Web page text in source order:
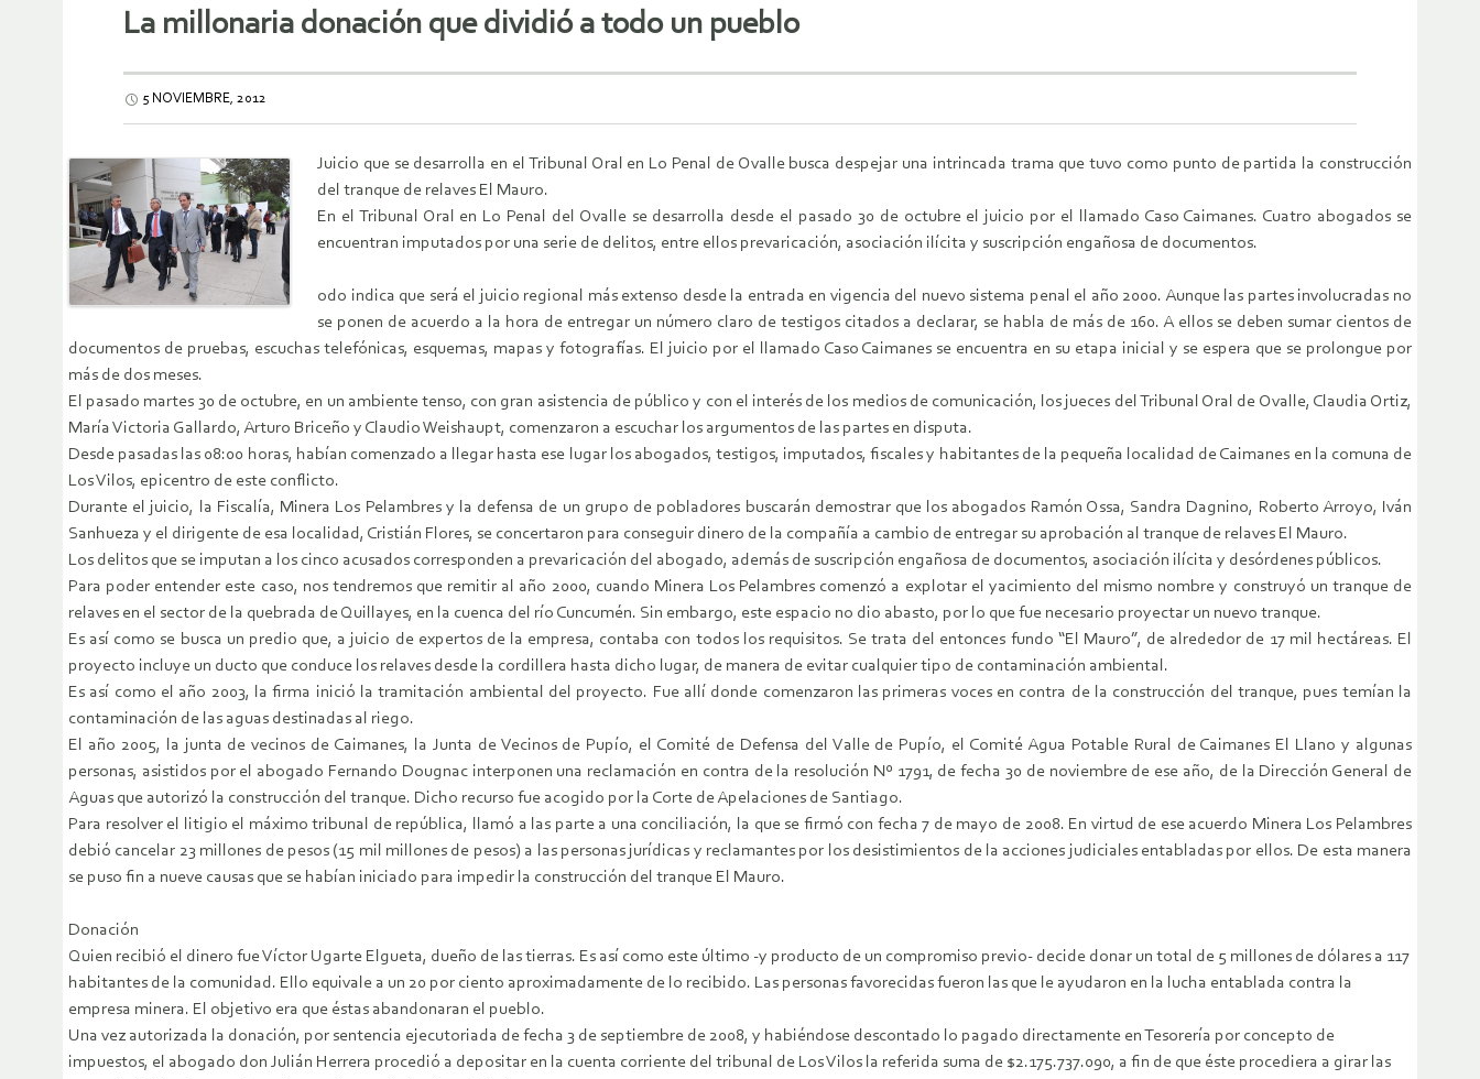
La millonaria donación que dividió a todo un pueblo
5 NOVIEMBRE, 2012
Juicio que se desarrolla en el Tribunal Oral en Lo Penal de Ovalle busca despejar una intrincada trama que tuvo como punto de partida la construcción
del tranque de relaves El Mauro.
En el Tribunal Oral en Lo Penal del Ovalle se desarrolla desde el pasado 30 de octubre el juicio por el llamado Caso Caimanes. Cuatro abogados se
encuentran imputados por una serie de delitos, entre ellos prevaricación, asociación ilícita y suscripción engañosa de documentos.
odo indica que será el juicio regional más extenso desde la entrada en vigencia del nuevo sistema penal el año 2000. Aunque las partes involucradas no
se ponen de acuerdo a la hora de entregar un número claro de testigos citados a declarar, se habla de más de 160. A ellos se deben sumar cientos de
documentos de pruebas, escuchas telefónicas, esquemas, mapas y fotografías. El juicio por el llamado Caso Caimanes se encuentra en su etapa inicial y se espera que se prolongue por
más de dos meses.
El pasado martes 30 de octubre, en un ambiente tenso, con gran asistencia de público y con el interés de los medios de comunicación, los jueces del Tribunal Oral de Ovalle, Claudia Ortiz,
María Victoria Gallardo, Arturo Briceño y Claudio Weishaupt, comenzaron a escuchar los argumentos de las partes en disputa.
Desde pasadas las 08:00 horas, habían comenzado a llegar hasta ese lugar los abogados, testigos, imputados, fiscales y habitantes de la pequeña localidad de Caimanes en la comuna de
Los Vilos, epicentro de este conflicto.
Durante el juicio, la Fiscalía, Minera Los Pelambres y la defensa de un grupo de pobladores buscarán demostrar que los abogados Ramón Ossa, Sandra Dagnino, Roberto Arroyo, Iván
Sanhueza y el dirigente de esa localidad, Cristián Flores, se concertaron para conseguir dinero de la compañía a cambio de entregar su aprobación al tranque de relaves El Mauro.
Los delitos que se imputan a los cinco acusados corresponden a prevaricación del abogado, además de suscripción engañosa de documentos, asociación ilícita y desórdenes públicos.
Para poder entender este caso, nos tendremos que remitir al año 2000, cuando Minera Los Pelambres comenzó a explotar el yacimiento del mismo nombre y construyó un tranque de
relaves en el sector de la quebrada de Quillayes, en la cuenca del río Cuncumén. Sin embargo, este espacio no dio abasto, por lo que fue necesario proyectar un nuevo tranque.
Es así como se busca un predio que, a juicio de expertos de la empresa, contaba con todos los requisitos. Se trata del entonces fundo “El Mauro”, de alrededor de 17 mil hectáreas. El
proyecto incluye un ducto que conduce los relaves desde la cordillera hasta dicho lugar, de manera de evitar cualquier tipo de contaminación ambiental.
Es así como el año 2003, la firma inició la tramitación ambiental del proyecto. Fue allí donde comenzaron las primeras voces en contra de la construcción del tranque, pues temían la
contaminación de las aguas destinadas al riego.
El año 2005, la junta de vecinos de Caimanes, la Junta de Vecinos de Pupío, el Comité de Defensa del Valle de Pupío, el Comité Agua Potable Rural de Caimanes El Llano y algunas
personas, asistidos por el abogado Fernando Dougnac interponen una reclamación en contra de la resolución Nº 1791, de fecha 30 de noviembre de ese año, de la Dirección General de
Aguas que autorizó la construcción del tranque. Dicho recurso fue acogido por la Corte de Apelaciones de Santiago.
Para resolver el litigio el máximo tribunal de república, llamó a las parte a una conciliación, la que se firmó con fecha 7 de mayo de 2008. En virtud de ese acuerdo Minera Los Pelambres
debió cancelar 23 millones de pesos (15 mil millones de pesos) a las personas jurídicas y reclamantes por los desistimientos de la acciones judiciales entabladas por ellos. De esta manera
se puso fin a nueve causas que se habían iniciado para impedir la construcción del tranque El Mauro.
Donación
Quien recibió el dinero fue Víctor Ugarte Elgueta, dueño de las tierras. Es así como este último -y producto de un compromiso previo- decide donar un total de 5 millones de dólares a 117
habitantes de la comunidad. Ello equivale a un 20 por ciento aproximadamente de lo recibido. Las personas favorecidas fueron las que le ayudaron en la lucha entablada contra la
empresa minera. El objetivo era que éstas abandonaran el pueblo.
Una vez autorizada la donación, por sentencia ejecutoriada de fecha 3 de septiembre de 2008, y habiéndose descontado lo pagado directamente en Tesorería por concepto de
impuestos, el abogado don Julián Herrera procedió a depositar en la cuenta corriente del tribunal de Los Vilos la referida suma de $2.175.737.090, a fin de que éste procediera a girar las